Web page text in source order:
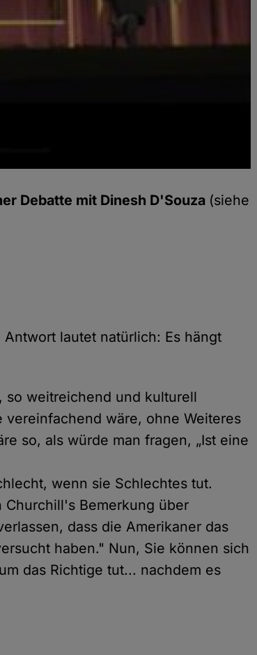
Debatte mit Dinesh D'Souza (siehe
lautet natürlich: Es hängt
so weitreichend und kulturell
vereinfachend wäre, ohne Weiteres
so, als würde man fragen, „Ist eine
wenn sie Schlechtes tut.
Churchill's Bemerkung über
dass die Amerikaner das
haben." Nun, Sie können sich
das Richtige tut... nachdem es